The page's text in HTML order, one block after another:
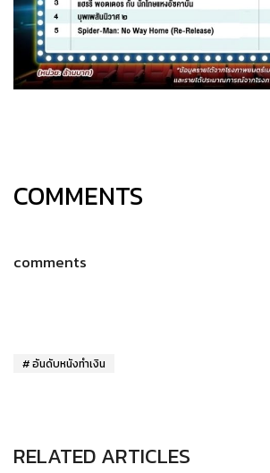
COMMENTS
comments
อันดับหนังทำเงิน
RELATED ARTICLES